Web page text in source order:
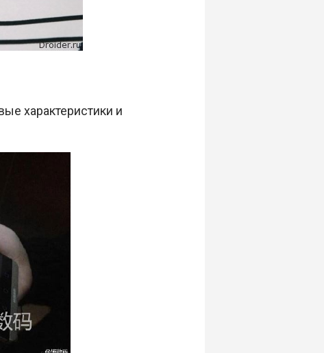
характеристики и